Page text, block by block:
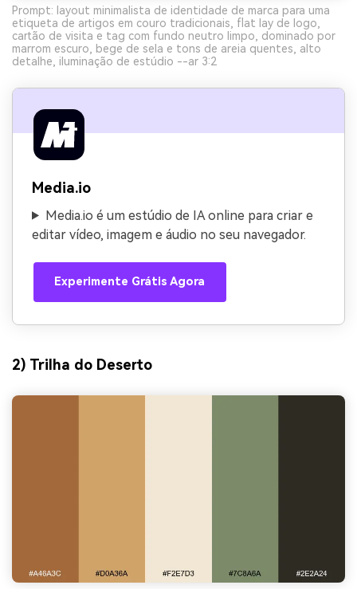
Prompt: layout minimalista de identidade de marca para uma
etiqueta de artigos em couro tradicionais, flat lay de logo,
cartão de visita e tag com fundo neutro limpo, dominado por
marrom escuro, bege de sela e tons de areia quentes, alto
detalhe, iluminação de estúdio --ar 3:2
Media.io
Media.io é um estúdio de IA online para criar e
editar vídeo, imagem e áudio no seu navegador.
Experimente Grátis Agora
2) Trilha do Deserto